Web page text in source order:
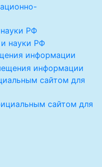
РФ
информации
сайтом для